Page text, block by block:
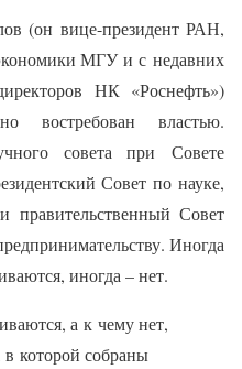
(он вице-президент РАН,
МГУ и с недавних
НК «Роснефть»)
востребован властью.
совета при Совете
Совет по науке,
правительственный Совет
Иногда
иногда – нет.
а к чему нет,
которой собраны